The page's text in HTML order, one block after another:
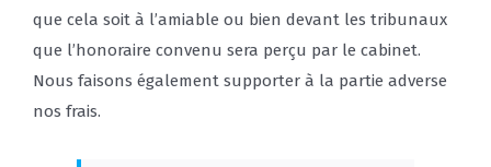
que cela soit à l’amiable ou bien devant les tribunaux
que l’honoraire convenu sera perçu par le cabinet.
Nous faisons également supporter à la partie adverse
nos frais.